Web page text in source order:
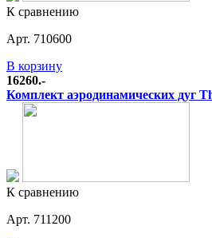
К сравнению
Арт. 710600
В корзину
16260.-
Комплект аэродинамических дуг
К сравнению
Арт. 711200